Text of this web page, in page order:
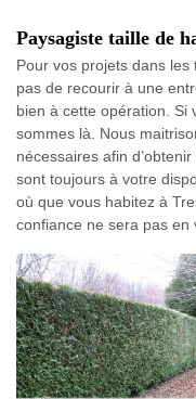
Paysagiste taille de
Pour vos projets dans les
pas de recourir à une
bien à cette opération. Si
sommes là. Nous
nécessaires afin
sont toujours à votre
où que vous habitez à
confiance ne sera pas en